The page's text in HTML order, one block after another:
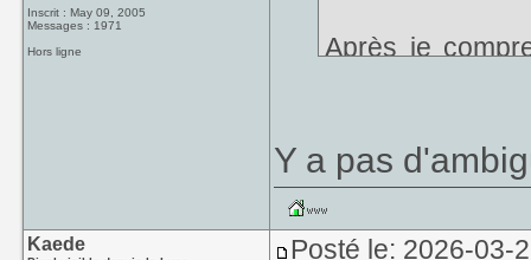
Inscrit : May 09, 2005
Messages : 1971
Hors ligne
Après je
Y a pas
Kaede
Posté le: 2026-03-